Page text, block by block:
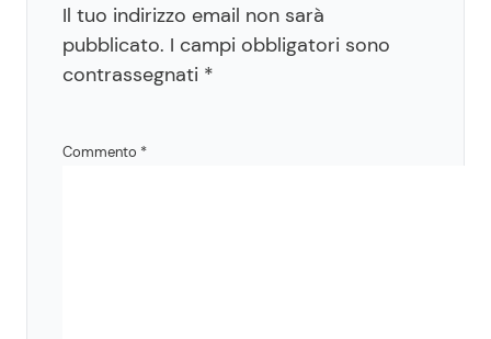
Il tuo indirizzo email non sarà
pubblicato. I campi obbligatori sono
contrassegnati *
Commento *